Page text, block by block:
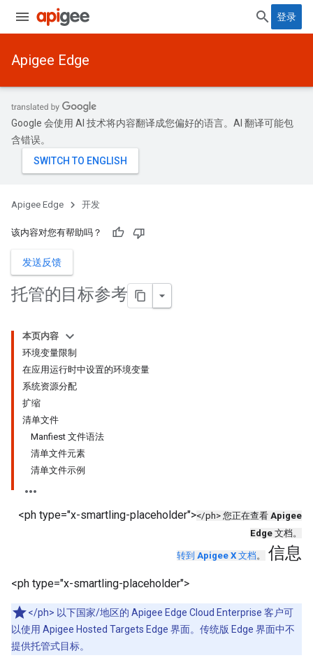
登录
Apigee Edge
Google 会使用 AI 技术将内容翻译成您偏好的语言。AI 翻译可能包
含错误。
Apigee Edge 开发
该内容对您有帮助吗？
发送反馈
托管的目标参考
本页内容
环境变量限制
在应用运行时中设置的环境变量
系统资源分配
扩缩
清单文件
Manfiest 文件语法
清单文件元素
清单文件示例
<ph type="x-smartling-placeholder"></ph> 您正在查看 Apigee
Edge 文档。
转到 Apigee X 文档。 信息
<ph type="x-smartling-placeholder">
</ph> 以下国家/地区的 Apigee Edge Cloud Enterprise 客户可
以使用 Apigee Hosted Targets Edge 界面。传统版 Edge 界面中不
提供托管式目标。